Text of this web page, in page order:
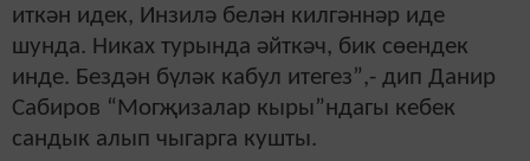
иткән идек, Инзилә белән килгәннәр иде
шунда. Никах турында әйткәч, бик сөендек
инде. Бездән бүләк кабул итегез”,- дип Данир
Сабиров “Могҗизалар кыры”ндагы кебек
сандык алып чыгарга кушты.